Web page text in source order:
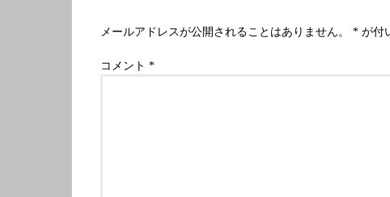
メールアドレスが公開されることはありません。 * が付
コメント *